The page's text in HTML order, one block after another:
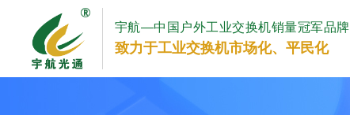
宇航—中国户外工业交换机销量冠军品牌
致力于工业交换机市场化、平民化